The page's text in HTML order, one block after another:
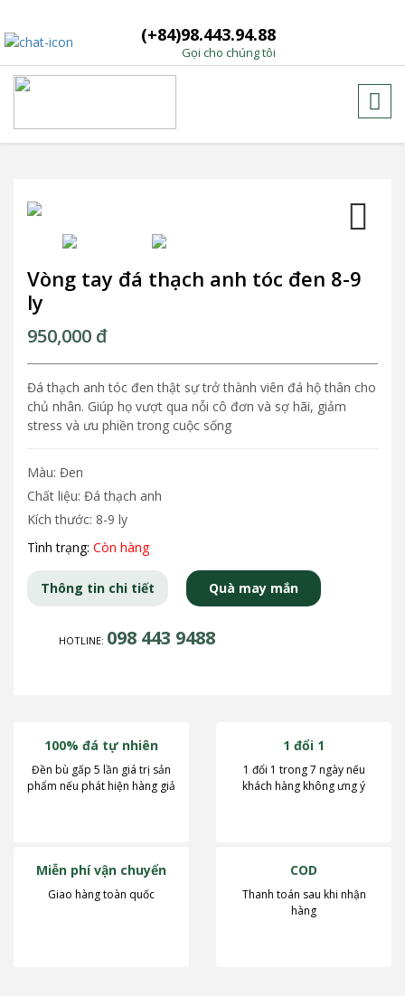
(+84)98.443.94.88
Gọi cho chúng tôi
Vòng tay đá thạch anh tóc đen 8-9
ly
950,000 đ
Đá thạch anh tóc đen thật sự trở thành viên đá hộ thân cho
chủ nhân. Giúp họ vượt qua nỗi cô đơn và sợ hãi, giảm
stress và ưu phiền trong cuộc sống
Màu: Đen
Chất liệu: Đá thạch anh
Kích thước: 8-9 ly
Tình trạng: Còn hàng
Thông tin chi tiết Quà may mắn
HOTLINE: 098 443 9488
100% đá tự nhiên
Đền bù gấp 5 lần giá trị sản
phẩm nếu phát hiện hàng giả
1 đổi 1
1 đổi 1 trong 7 ngày nếu
khách hàng không ưng ý
Miễn phí vận chuyển
Giao hàng toàn quốc
COD
Thanh toán sau khi nhận
hàng